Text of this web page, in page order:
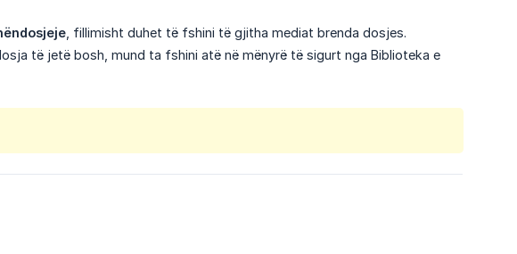
, fillimisht duhet të fshini të gjitha mediat brenda dosjes.
të jetë bosh, mund ta fshini atë në mënyrë të sigurt nga Biblioteka e